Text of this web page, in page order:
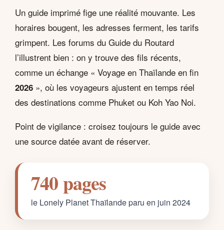
Un guide imprimé fige une réalité mouvante. Les
horaires bougent, les adresses ferment, les tarifs
grimpent. Les forums du Guide du Routard
l’illustrent bien : on y trouve des fils récents,
comme un échange « Voyage en Thaïlande en fin
2026 », où les voyageurs ajustent en temps réel
des destinations comme Phuket ou Koh Yao Noi.
Point de vigilance : croisez toujours le guide avec
une source datée avant de réserver.
740 pages
le Lonely Planet Thaïlande paru en juin 2024